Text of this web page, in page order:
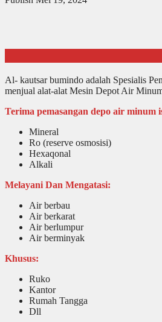
Al- kautsar bumindo adalah Spesialis
menjual alat-alat Mesin Depot Air
Terima pemasangan depo air minum
Mineral
Ro (reserve osmosisi)
Hexaqonal
Alkali
Melayani Dan Mengatasi:
Air berbau
Air berkarat
Air berlumpur
Air berminyak
Khusus:
Ruko
Kantor
Rumah Tangga
Dll